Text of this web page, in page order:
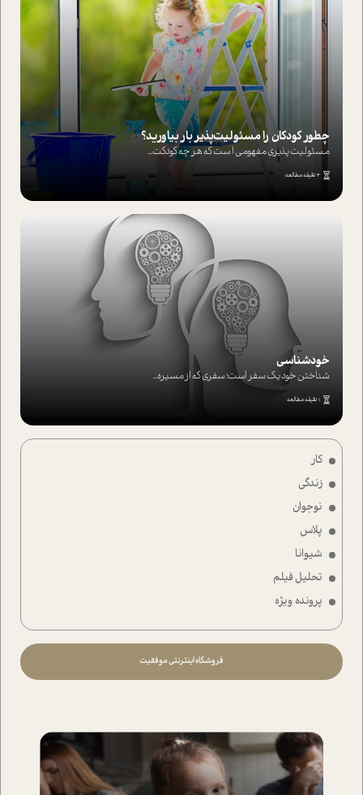
کار
زندگی
نوجوان
پلاس
شیوانا
تحلیل فیلم
پرونده ویژه
فروشگاه اینترنتی موفقیت
چطور کودکان را مسئولیت‌پذیر بار بیاورید؟
مسئولیت پذیری مفهومی ا ست که هر چه کودکت...
4 دقیقه مطالعه
خودشناسی
شناختن خود یک سفر است؛ سفری که از مسیره...
1 دقیقه مطالعه